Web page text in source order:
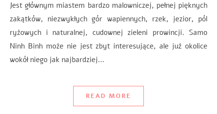
Jest głównym miastem bardzo malowniczej, pełnej pięknych
zakątków, niezwykłych gór wapiennych, rzek, jezior, pól
ryżowych i naturalnej, cudownej zieleni prowincji. Samo
Ninh Binh może nie jest zbyt interesujące, ale już okolice
wokół niego jak najbardziej…
READ MORE